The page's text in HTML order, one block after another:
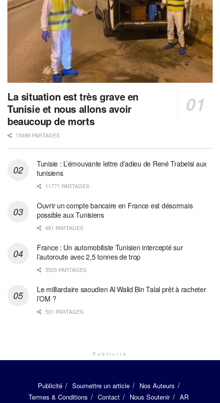
La situation est très grave en
Tunisie et nous allons avoir
beaucoup de morts
15499 PARTAGES
Tunisie : L’émouvante lettre d’adieu de René Trabelsi aux
tunisiens
11771 PARTAGES
Ouvrir un compte bancaire en France est désormais
possible aux Tunisiens
481 PARTAGES
France : Un automobiliste Tunisien intercepté sur
l’autoroute avec 2,5 tonnes de trop
3529 PARTAGES
Le milliardaire saoudien Al Walid Bin Talal prêt à racheter
l’OM ?
501 PARTAGES
Publicité
Publicité Soumettre un article
Nos Auteurs
Termes & Conditions
Contact Nous Soutenir AR